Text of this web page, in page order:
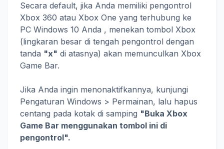
Secara default, jika Anda memiliki pengontrol
Xbox 360 atau Xbox One yang terhubung ke
PC Windows 10 Anda , menekan tombol Xbox
(lingkaran besar di tengah pengontrol dengan
tanda "x" di atasnya) akan memunculkan Xbox
Game Bar.
Jika Anda ingin menonaktifkannya, kunjungi
Pengaturan Windows > Permainan, lalu hapus
centang pada kotak di samping "Buka Xbox
Game Bar menggunakan tombol ini di
pengontrol".